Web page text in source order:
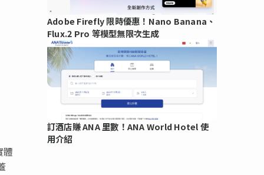
體
Adobe Firefly 限時優惠！Nano Banana、
Flux.2 Pro 等模型無限次生成
訂酒店賺 ANA 里數！ANA World Hotel 使
用介紹